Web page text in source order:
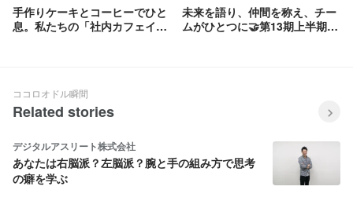
手作りケーキとコーヒーでひと
息。私たちの「社内カフェイベ
未来を語り、仲間を称え、チー
ムがひとつに🤝第13期上半期社
ココロオドル瞬間
Related stories
デジタルアスリート株式会社
あなたは右脳派？左脳派？腕と手の組み方で思考
の癖を学ぶ